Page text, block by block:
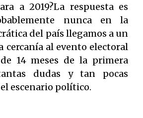
a 2019?La respuesta es
nunca en la
del país llegamos a un
cercanía al evento electoral
14 meses de la primera
dudas y tan pocas
escenario político.